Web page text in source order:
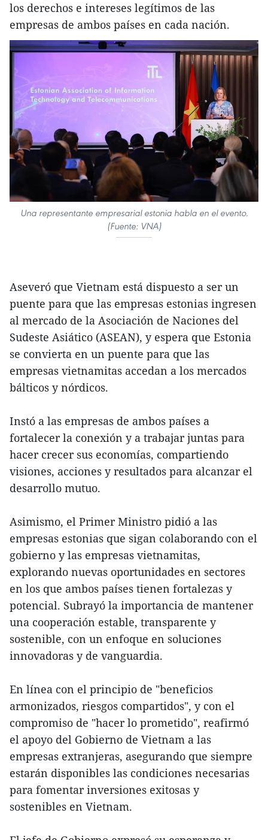
los derechos e intereses legítimos de las
empresas de ambos países en cada nación.
Una representante empresarial estonia habla en el evento.
(Fuente: VNA)
Aseveró que Vietnam está dispuesto a ser un
puente para que las empresas estonias ingresen
al mercado de la Asociación de Naciones del
Sudeste Asiático (ASEAN), y espera que Estonia
se convierta en un puente para que las
empresas vietnamitas accedan a los mercados
bálticos y nórdicos.
Instó a las empresas de ambos países a
fortalecer la conexión y a trabajar juntas para
hacer crecer sus economías, compartiendo
visiones, acciones y resultados para alcanzar el
desarrollo mutuo.
Asimismo, el Primer Ministro pidió a las
empresas estonias que sigan colaborando con el
gobierno y las empresas vietnamitas,
explorando nuevas oportunidades en sectores
en los que ambos países tienen fortalezas y
potencial. Subrayó la importancia de mantener
una cooperación estable, transparente y
sostenible, con un enfoque en soluciones
innovadoras y de vanguardia.
En línea con el principio de "beneficios
armonizados, riesgos compartidos", y con el
compromiso de "hacer lo prometido", reafirmó
el apoyo del Gobierno de Vietnam a las
empresas extranjeras, asegurando que siempre
estarán disponibles las condiciones necesarias
para fomentar inversiones exitosas y
sostenibles en Vietnam.